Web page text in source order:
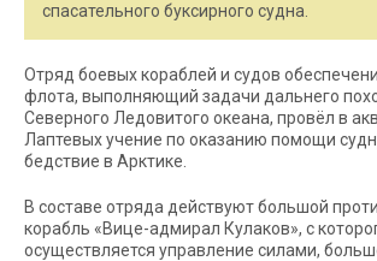
спасательного буксирного судна.
Отряд боевых кораблей и судов
флота, выполняющий задачи дальнего
Северного Ледовитого океана, провёл в
Лаптевых учение по оказанию помощи
бедствие в Арктике.
В составе отряда действуют большой
корабль «Вице-адмирал Кулаков», с
осуществляется управление силами,